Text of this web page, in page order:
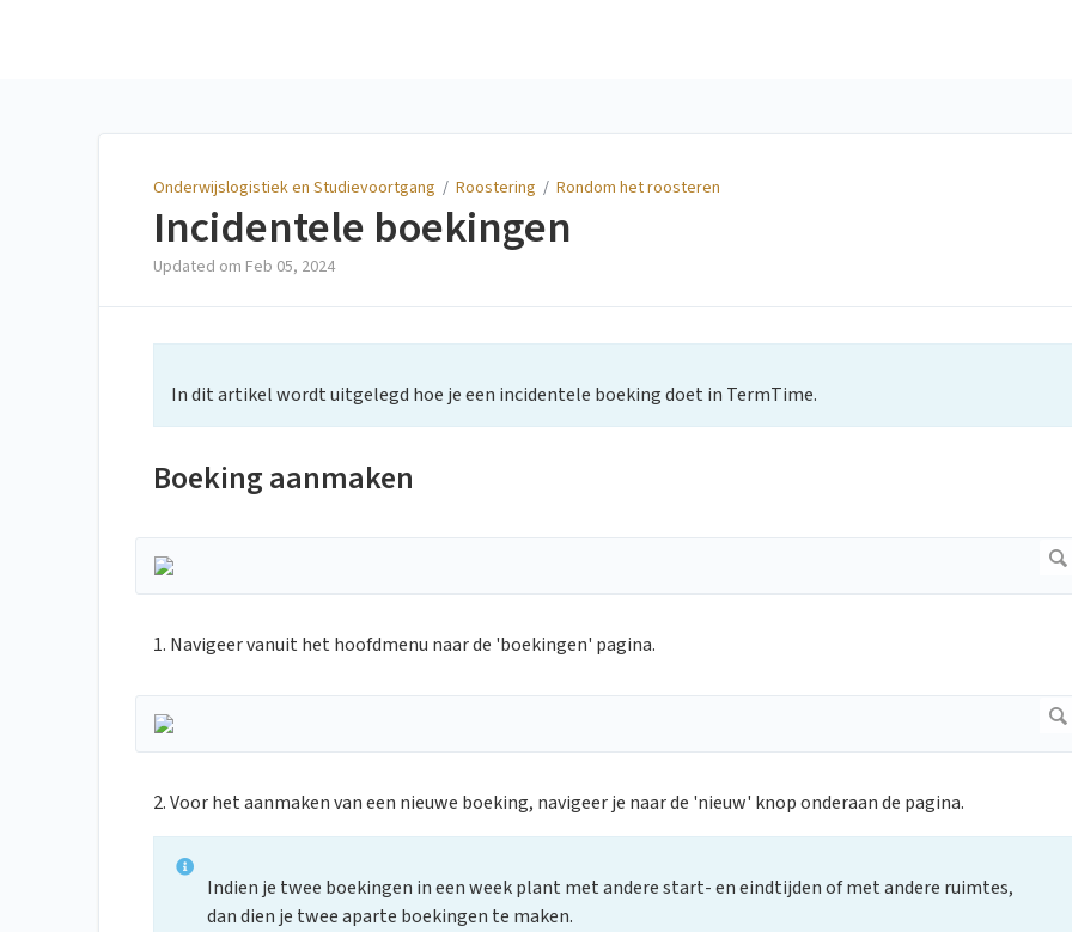
Onderwijslogistiek en Studievoortgang / Roostering / Rondom het roosteren
Incidentele boekingen
Updated om Feb 05, 2024
In dit artikel wordt uitgelegd hoe je een incidentele boeking doet in TermTime.
Boeking aanmaken
1. Navigeer vanuit het hoofdmenu naar de 'boekingen' pagina.
2. Voor het aanmaken van een nieuwe boeking, navigeer je naar de 'nieuw' knop onderaan de pagina.
Indien je twee boekingen in een week plant met andere start- en eindtijden of met andere ruimtes,
dan dien je twee aparte boekingen te maken.